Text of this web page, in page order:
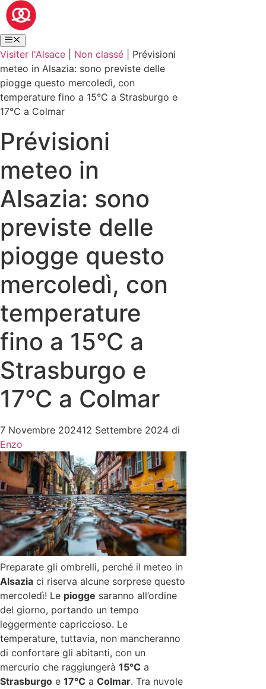
Visiter l'Alsace Non classé
Prévisioni
meteo in Alsazia: sono previste delle
piogge questo mercoledì, con
temperature fino a 15°C a Strasburgo e
17°C a Colmar
Prévisioni
meteo in
Alsazia: sono
previste delle
piogge questo
mercoledì, con
temperature
fino a 15°C a
Strasburgo e
17°C a Colmar
7 Novembre 202412 Settembre 2024 di
Enzo
Preparate gli ombrelli, perché il meteo in
Alsazia ci riserva alcune sorprese questo
mercoledì! Le piogge saranno all’ordine
del giorno, portando un tempo
leggermente capriccioso. Le
temperature, tuttavia, non mancheranno
di confortare gli abitanti, con un
mercurio che raggiungerà 15°C a
Strasburgo e 17°C a Colmar. Tra nuvole